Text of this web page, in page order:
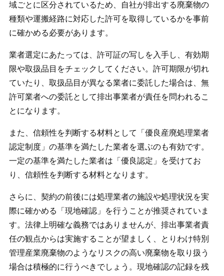
域ごとに区分されているため、自社が排出する廃棄物の
種類や運搬経路に対応した許可を取得しているかを事前
に確かめる必要があります。
業者選定にあたっては、許可証の写しを入手し、有効期
限や取扱品目をチェックしてください。許可期限が切れ
ていたり、取扱品目が異なる業者に委託した場合は、無
許可業者への委託として排出事業者が責任を問われるこ
とになります。
また、信頼性を判断する材料として「優良産廃処理業者
認定制度」の基準を満たした業者を選ぶのも有効です。
一定の基準を満たした業者は「優良認定」を受けてお
り、信頼性を判断する材料となります。
さらに、契約の前後には処理業者の施設や処理状況を実
際に確かめる「現地確認」を行うことが推奨されていま
す。法律上明確な義務ではありませんが、排出事業者責
任の観点からは実施することが望ましく、とりわけ特別
管理産業廃棄物のようなリスクの高い廃棄物を取り扱う
場合は積極的に行うべきでしょう。現地確認の記録を残